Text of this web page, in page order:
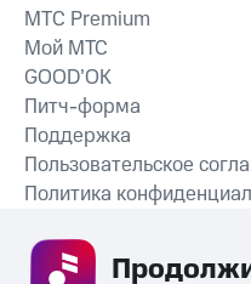
MTС Premium
Мой МТС
GOOD’OK
Питч-форма
Поддержка
Пользовательское
Политика